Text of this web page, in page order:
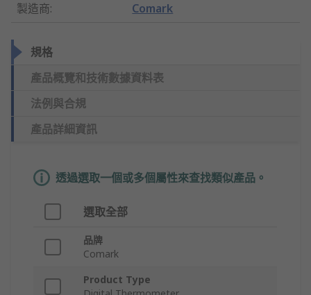
製造商: Comark
規格
產品概覽和技術數據資料表
法例與合規
產品詳細資訊
透過選取一個或多個屬性來查找類似產品。
選取全部
品牌
Comark
Product Type